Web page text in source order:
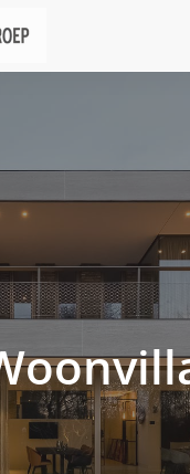
&
&
Projecten